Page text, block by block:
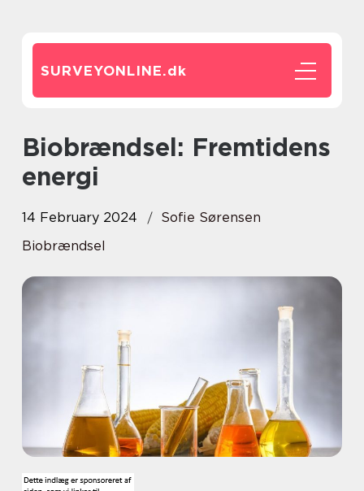
SURVEYONLINE.dk
Biobrændsel: Fremtidens
energi
14 February 2024
Sofie Sørensen
Biobrændsel